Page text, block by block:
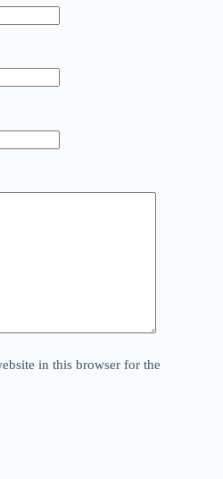
in this browser for the